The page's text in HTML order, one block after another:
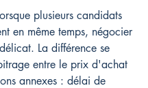
plusieurs candidats
en même temps, négocier
La différence se
entre le prix d'achat
annexes : délai de